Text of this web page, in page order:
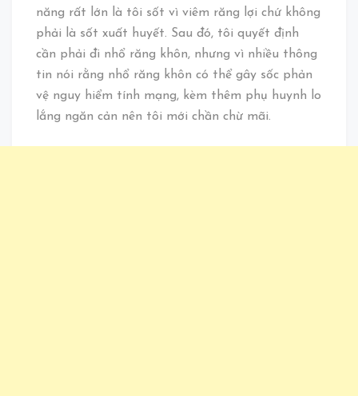
năng rất lớn là tôi sốt vì viêm răng lợi chứ không
phải là sốt xuất huyết. Sau đó, tôi quyết định
cần phải đi nhổ răng khôn, nhưng vì nhiều thông
tin nói rằng nhổ răng khôn có thể gây sốc phản
vệ nguy hiểm tính mạng, kèm thêm phụ huynh lo
lắng ngăn cản nên tôi mới chần chừ mãi.